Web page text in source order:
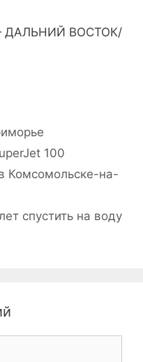
ДАЛЬНИЙ ВОСТОК/
100
Комсомольске-на-
спустить на воду